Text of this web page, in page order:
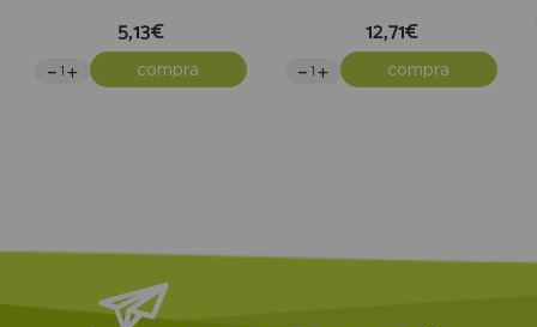
5,13€
compra
12,71€
compra